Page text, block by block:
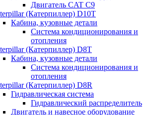
Двигатель CAT C9
(Катерпиллер) D10T
Кабина, кузовные детали
Система кондиционирования и
отопления
(Катерпиллер) D8T
Кабина, кузовные детали
Система кондиционирования и
отопления
(Катерпиллер) D8R
Гидравлическая система
Гидравлический распределитель
Двигатель и навесное оборудование